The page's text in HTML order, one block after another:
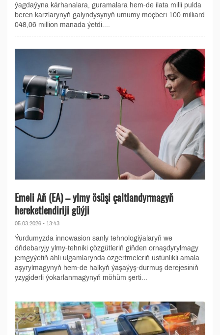
ýagdaýyna kärhanalara, guramalara hem-de ilata milli pulda
beren karzlarynyň galyndysynyň umumy möçberi 100 milliard
048,06 million manada ýetdi....
Emeli Aň (EA) – ylmy ösüşi çaltlandyrmagyň
hereketlendiriji güýji
05.03.2026 - 13:43
Ýurdumyzda innowasion sanly tehnologiýalaryň we
öňdebaryjy ylmy-tehniki çözgütleriň giňden ornaşdyrylmagy
jemgyýetiň ähli ulgamlarynda özgertmeleriň üstünlikli amala
aşyrylmagynyň hem-de halkyň ýaşaýyş-durmuş derejesiniň
yzygiderli ýokarlanmagynyň möhüm şerti...